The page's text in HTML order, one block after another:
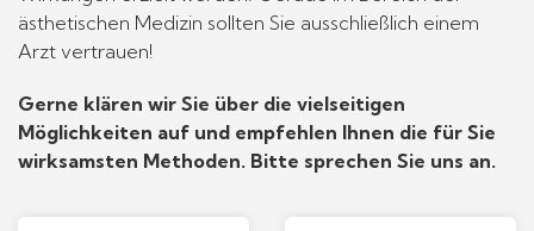
ästhetischen Medizin sollten Sie ausschließlich einem
Arzt vertrauen!
Gerne klären wir Sie über die vielseitigen
Möglichkeiten auf und empfehlen Ihnen die für Sie
wirksamsten Methoden. Bitte sprechen Sie uns an.